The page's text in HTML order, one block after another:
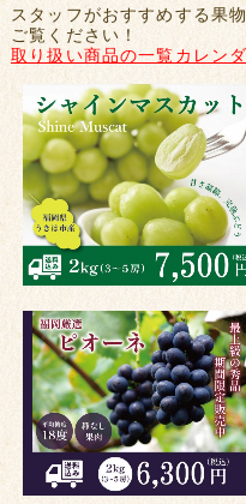
スタッフがおすすめする果
ご覧ください！
取り扱い商品の一覧カレン